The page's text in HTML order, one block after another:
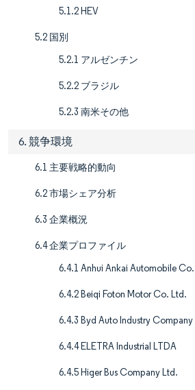
5.1.2 HEV
5.2 国別
5.2.1 アルゼンチン
5.2.2 ブラジル
5.2.3 南米その他
6. 競争環境
6.1 主要戦略的動向
6.2 市場シェア分析
6.3 企業概況
6.4 企業プロファイル
6.4.1 Anhui Ankai Automobile
6.4.2 Beiqi Foton Motor Co. Ltd.
6.4.3 Byd Auto Industry Company
6.4.4 ELETRA Industrial LTDA
6.4.5 Higer Bus Company Ltd.